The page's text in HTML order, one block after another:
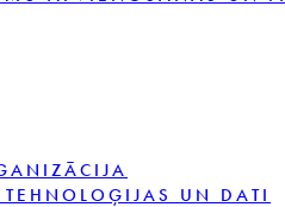
UN DATI